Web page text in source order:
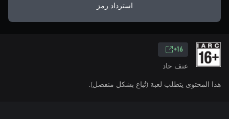
استرداد رمز
16+
عنف حاد
هذا المحتوى يتطلب لعبة (تُباع بشكل منفصل).